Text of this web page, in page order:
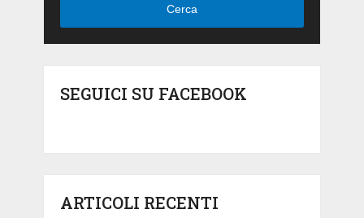
Cerca
SEGUICI SU FACEBOOK
ARTICOLI RECENTI